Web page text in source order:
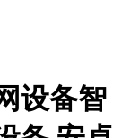
设备智